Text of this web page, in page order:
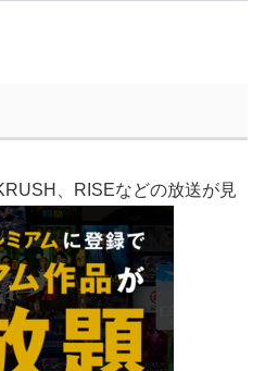
、RISEなどの放送が見